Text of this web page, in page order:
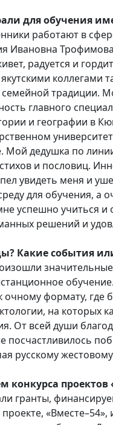
для обучения
работают в
Ивановна
радуется и
традиции.
главного
и географии в
Мой дедушка по
и пословиц.
увидеть меня и
для обучения, а
успешно учиться
решений и
Какие события
очному формату,
на которых
От всей души
посчастливилось
русскому
конкурса
гранты,